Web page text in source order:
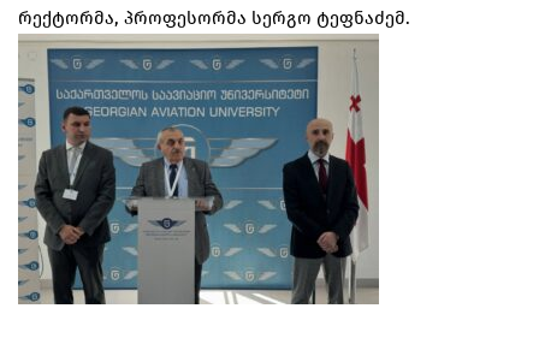
რექტორმა, პროფესორმა სერგო ტეფნაძემ.